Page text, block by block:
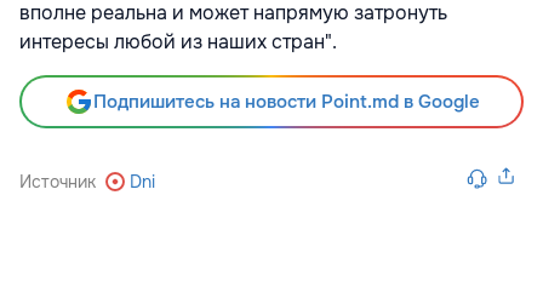
вполне реальна и может напрямую затронуть
интересы любой из наших стран".
Подпишитесь на новости Point.md в Google
Источник Dni